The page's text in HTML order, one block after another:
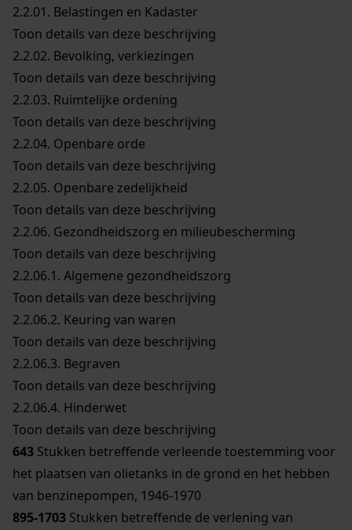
2.2.01. Belastingen en Kadaster
Toon details van deze beschrijving
2.2.02. Bevolking, verkiezingen
Toon details van deze beschrijving
2.2.03. Ruimtelijke ordening
Toon details van deze beschrijving
2.2.04. Openbare orde
Toon details van deze beschrijving
2.2.05. Openbare zedelijkheid
Toon details van deze beschrijving
2.2.06. Gezondheidszorg en milieubescherming
Toon details van deze beschrijving
2.2.06.1. Algemene gezondheidszorg
Toon details van deze beschrijving
2.2.06.2. Keuring van waren
Toon details van deze beschrijving
2.2.06.3. Begraven
Toon details van deze beschrijving
2.2.06.4. Hinderwet
Toon details van deze beschrijving
643 Stukken betreffende verleende toestemming voor
het plaatsen van olietanks in de grond en het hebben
van benzinepompen, 1946-1970
895-1703 Stukken betreffende de verlening van